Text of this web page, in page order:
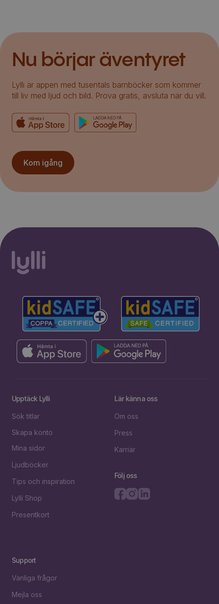
Nu börjar äventyret
Lylli är appen med tusentals barnböcker som kommer
till liv med ljud och bild. Prova gratis, avsluta när du vill.
Kom igång
Upptäck Lylli
Sök titlar
Skapa konto
Mina sidor
Ljudböcker
Tips och inspiration
Lylli Shop
Presentkort
Lär känna oss
Om oss
Press
Karriär
Följ oss
Support
Vanliga frågor
Mejla oss